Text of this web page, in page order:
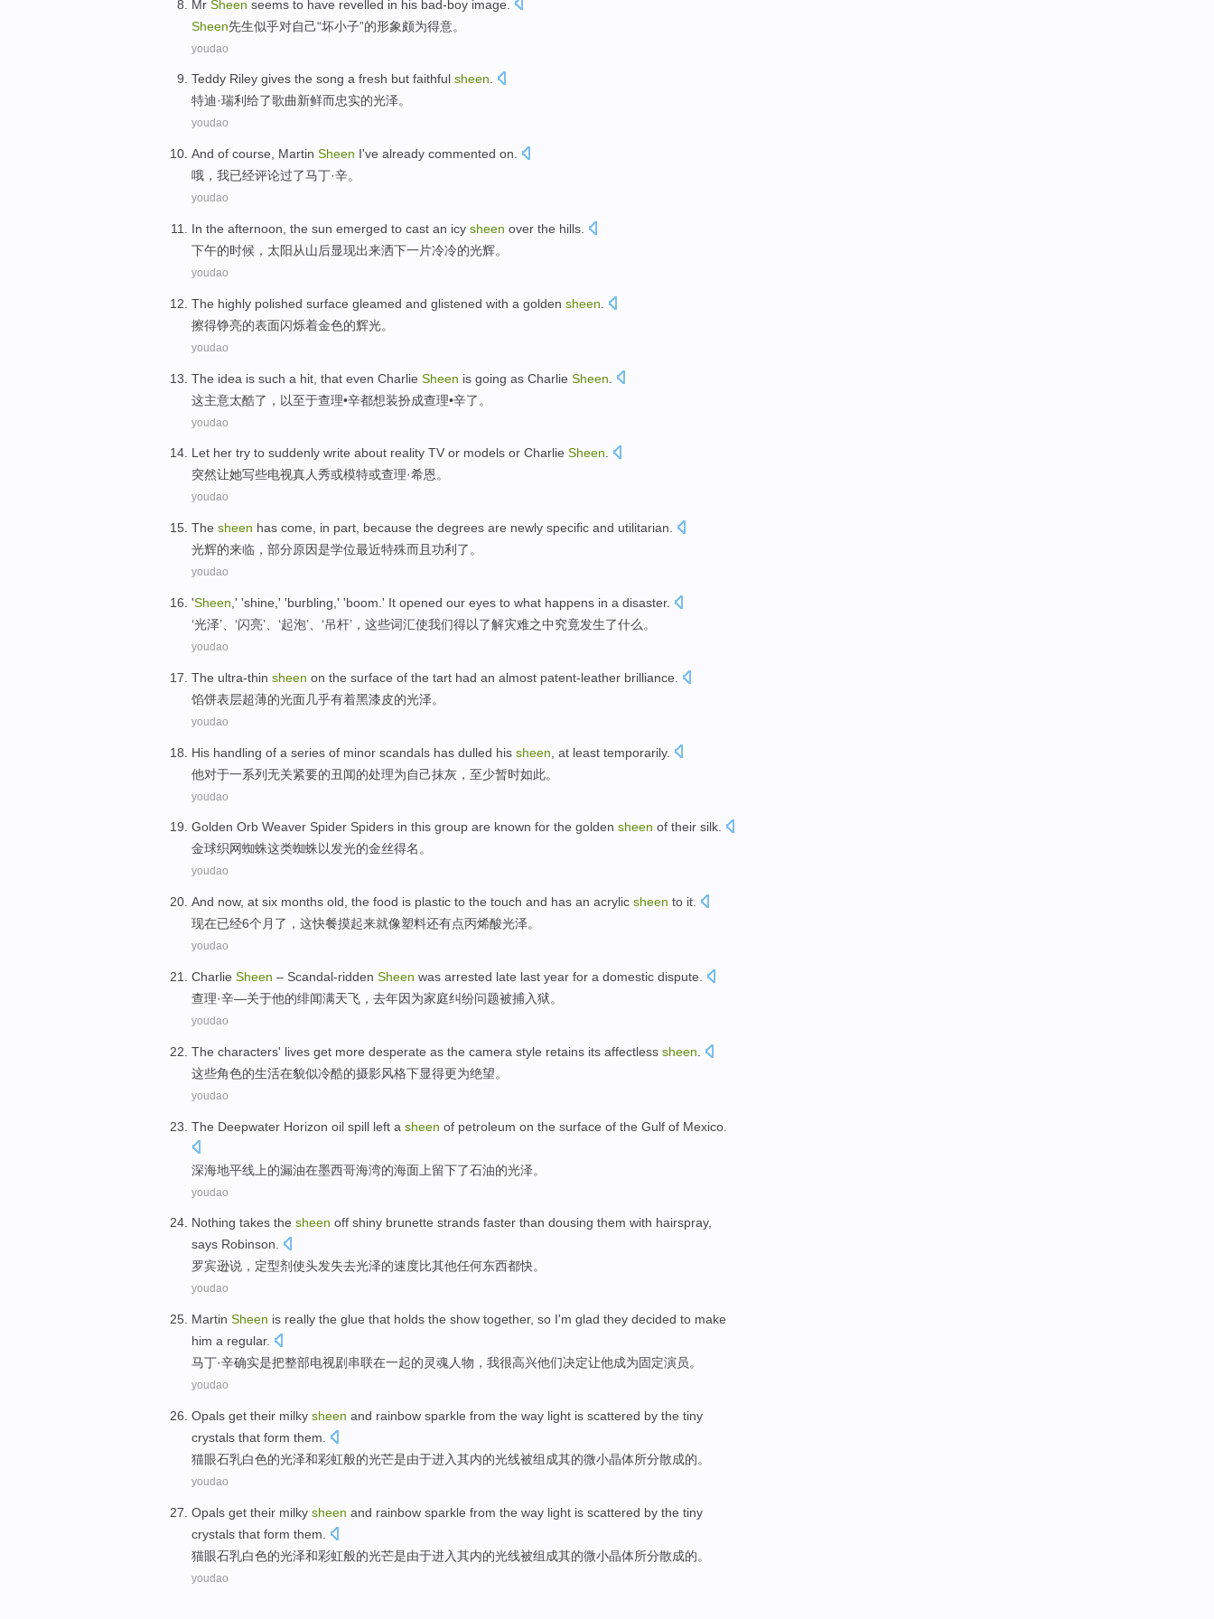
Mr Sheen seems to have revelled in his bad-boy image
Sheen先生似乎对自己“坏小子”的形象颇为得意。
youdao
Teddy Riley gives the song a fresh but faithful sheen.
特迪·瑞利 给了歌曲新鲜而忠实的光泽。
youdao
And of course, Martin Sheen I've already commented on
哦， 我已经评论过了马丁·辛。
youdao
In the afternoon the sun emerged to cast an icy sheen over the hills.
下午的时候， 太阳从山后显现出来洒下一片冷冷的光辉。
youdao
The highly polished surface gleamed and glistened with a golden sheen
擦得铮亮的表面闪烁着金色的辉光。
youdao
The idea is such a hit that even Charlie Sheen is going as Charlie Sheen
这主意太酷了 ， 以至于查理•辛都想装扮成查理•辛了。
youdao
Let her try to suddenly write about reality TV or models or Charlie Sheen.
突然让她写些电视真人秀或模特或查理·希恩。
youdao
The sheen has come , in part because the degrees are newly specific and utilitarian
光辉的来临 ， 部分原因是学位最近特殊而且 功利了 。
youdao
'Sheen ,' 'shine ,' 'burbling ,' 'boom .' It opened our eyes to what happens in a disaster.
‘光泽’、‘闪亮’、‘起泡’、‘吊杆’， 这些词汇使我们得以了解灾难之中究竟发生了什么 。
youdao
The ultra-thin sheen on the surface of the tart had an almost patent-leather brilliance.
馅饼表层超薄的光面几乎有着黑漆皮的光泽。
youdao
His handling of a series of minor scandals has dulled his sheen at least temporarily.
他对于一系列无关紧要的丑闻的处理为自己抹灰 ， 至少暂时如此。
youdao
Golden Orb Weaver Spider Spiders in this group are known for the golden sheen of their silk.
金球织网蜘蛛这类蜘蛛以发光的金丝得名。
youdao
And now, at six months old, the food is plastic to the touch and has an acrylic sheen to it.
现在已经6个月 了， 这快餐摸起来就像塑料还有点丙烯酸光泽。
youdao
Charlie Sheen – Scandal-ridden Sheen was arrested late last year for a domestic dispute
查理·辛—关于他的绯闻满天飞， 去年因为家庭纠纷问题被捕入狱。
youdao
The characters' lives get more desperate as the camera style retains its affectless sheen
这些角色的生活在貌似冷酷的摄影风格下显得更为绝望。
youdao
The Deepwater Horizon oil spill left a sheen of petroleum on the surface of the Gulf of Mexico.
深海地平线上的漏油在墨西哥海湾的海面 上留下了石油的光泽。
youdao
Nothing takes the sheen off shiny brunette strands faster than dousing them with hairspray,
says Robinson.
罗宾逊说 ， 定型剂使头发失去光泽的速度比其他任何东西都快。
youdao
Martin Sheen is really the glue that holds the show together, so I'm glad they decided to make
him a regular.
马丁·辛确实是把整部电视剧串联在一起的灵魂人物， 我很高兴他们决定让他成为固定演员。
youdao
Opals get their milky sheen and rainbow sparkle from the way light is scattered by the tiny
crystals that form them
猫眼石乳白色的光泽和彩虹般的光芒是由于进入其内的光线被组成其的微小晶体所分散成的。
youdao
Opals get their milky sheen and rainbow sparkle from the way light is scattered by the tiny
crystals that form them
猫眼石乳白色的光泽和彩虹般的光芒是由于进入其内的光线被组成其的微小晶体所分散成的。
youdao